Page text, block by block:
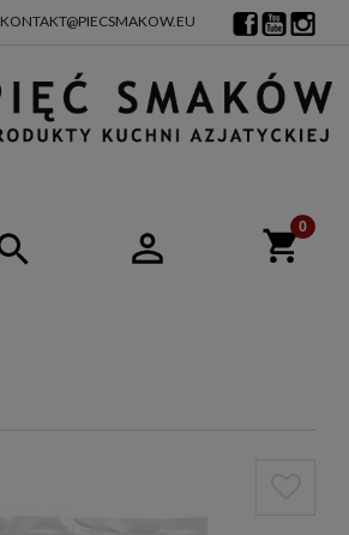
KONTAKT@PIECSMAKOW.EU